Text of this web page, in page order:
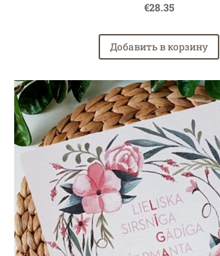
€28.35
Добавить в корзину